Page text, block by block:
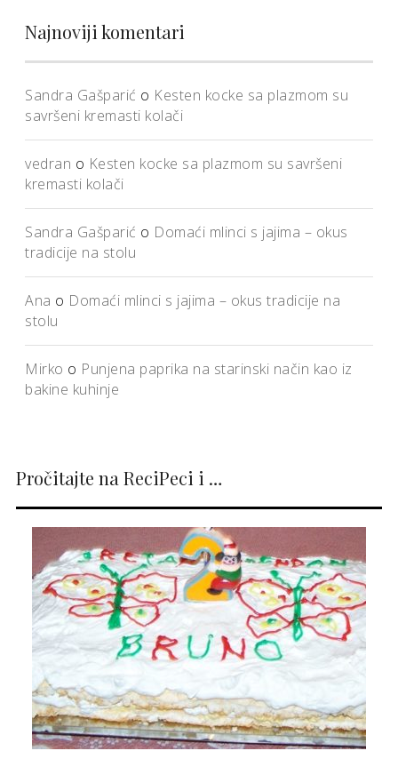
Najnoviji komentari
Sandra Gašparić o Kesten kocke sa plazmom su
savršeni kremasti kolači
vedran o Kesten kocke sa plazmom su savršeni
kremasti kolači
Sandra Gašparić o Domaći mlinci s jajima – okus
tradicije na stolu
Ana o Domaći mlinci s jajima – okus tradicije na
stolu
Mirko o Punjena paprika na starinski način kao iz
bakine kuhinje
Pročitajte na ReciPeci i …